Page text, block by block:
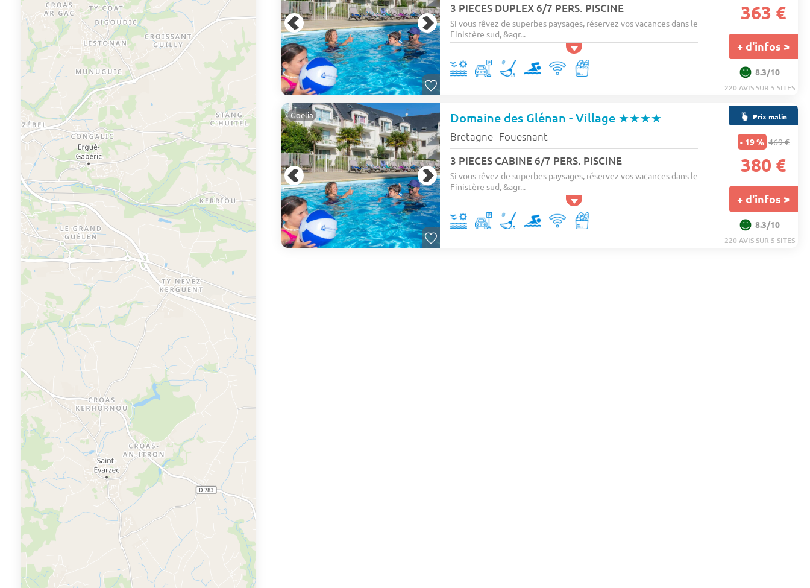
3 PIECES DUPLEX 6/7 PERS. PISCINE
Si vous rêvez de superbes paysages, réservez vos vacances dans le
Finistère sud, &agr...
363 €
+ d'infos >
8.3/10
220 AVIS SUR 5 SITES
Goelia Domaine des Glénan - Village ★★★★
Bretagne- Fouesnant
3 PIECES CABINE 6/7 PERS. PISCINE
Si vous rêvez de superbes paysages, réservez vos vacances dans le
Finistère sud, &agr...
Prix malin
- 19 % 469 €
380 €
+ d'infos >
8.3/10
220 AVIS SUR 5 SITES